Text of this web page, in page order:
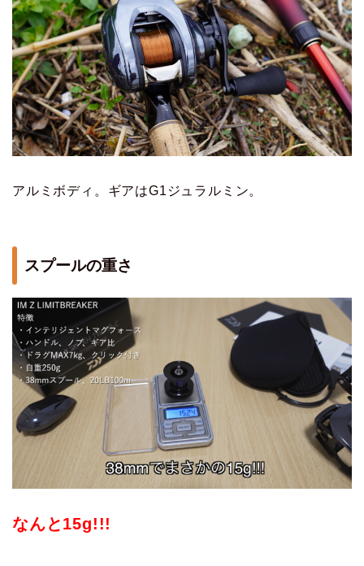
アルミボディ。ギアはG1ジュラルミン。
スプールの重さ
なんと15g!!!